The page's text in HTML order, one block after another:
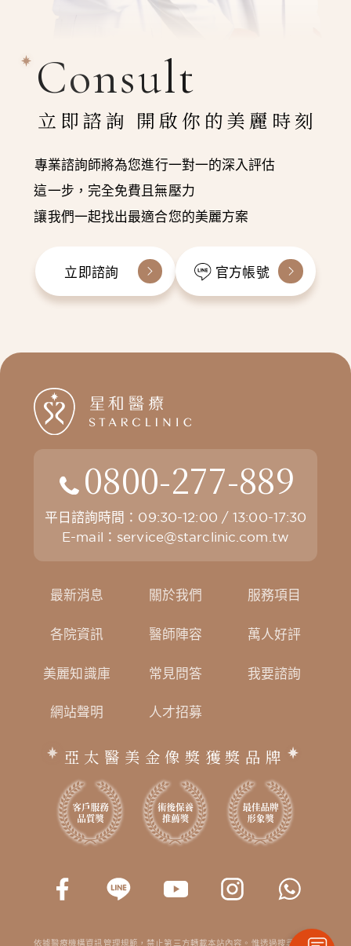
Consult
立即諮詢 開啟你的美麗時刻
專業諮詢師將為您進行一對一的深入評估
這一步，完全免費且無壓力
讓我們一起找出最適合您的美麗方案
立即諮詢 官方帳號
0800-277-889
平日諮詢時間：09:30-12:00 / 13:00-17:30
E-mail： service@starclinic.com.tw
最新消息 關於我們 服務項目
各院資訊 醫師陣容 萬人好評
美麗知識庫 常見問答 我要諮詢
網站聲明 人才招募
亞太醫美金像獎獲獎品牌
依據醫療機構資訊管理規範，禁止第三方轉載本站內容。惟透過搜尋